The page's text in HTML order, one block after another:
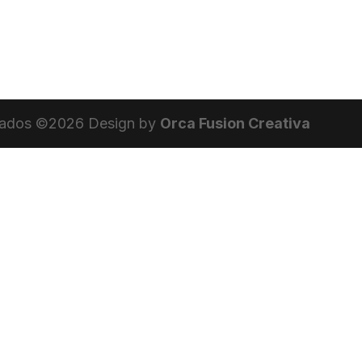
©2026 Design by Orca Fusion Creativa